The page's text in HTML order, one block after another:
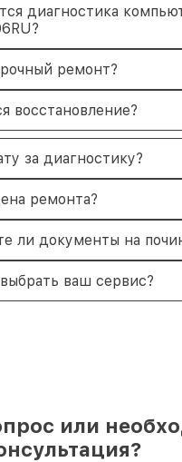
диагностика
ремонт?
восстановление?
за диагностику?
ремонта?
ли документы на
ваш сервис?
или